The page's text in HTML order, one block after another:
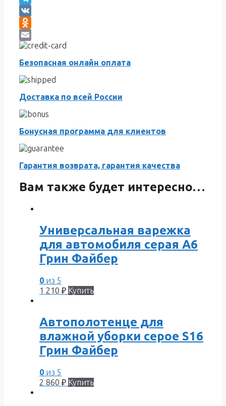
Telegram
VK
Odnoklassniki
Email
Безопасная онлайн оплата
Доставка по всей России
Бонусная программа для клиентов
Гарантия возврата, гарантия качества
Вам также будет интересно…
Универсальная варежка
для автомобиля серая A6
Грин Файбер
0 из 5
1 210 ₽ Купить
Автополотенце для
влажной уборки серое S16
Грин Файбер
0 из 5
2 860 ₽ Купить